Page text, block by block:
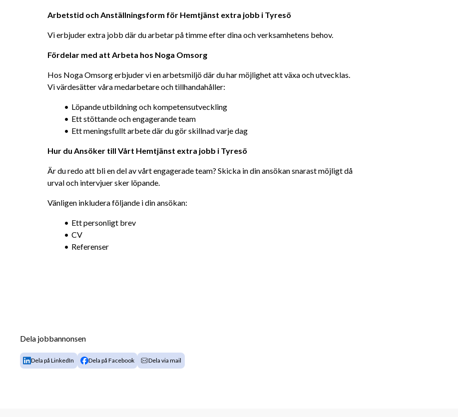
Arbetstid och Anställningsform för Hemtjänst extra jobb i Tyresö
Vi erbjuder extra jobb där du arbetar på timme efter dina och verksamhetens behov.
Fördelar med att Arbeta hos Noga Omsorg
Hos Noga Omsorg erbjuder vi en arbetsmiljö där du har möjlighet att växa och utvecklas.
Vi värdesätter våra medarbetare och tillhandahåller:
Löpande utbildning och kompetensutveckling
Ett stöttande och engagerande team
Ett meningsfullt arbete där du gör skillnad varje dag
Hur du Ansöker till Vårt Hemtjänst extra jobb i Tyresö
Är du redo att bli en del av vårt engagerade team? Skicka in din ansökan snarast möjligt då
urval och intervjuer sker löpande.
Vänligen inkludera följande i din ansökan:
Ett personligt brev
CV
Referenser
Dela jobbannonsen
Dela på LinkedIn Dela på Facebook Dela via mail